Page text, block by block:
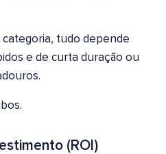
tudo depende
e de curta duração ou
(ROI)